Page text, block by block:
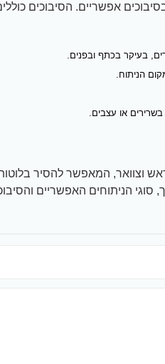
אפשריים. הסיבוכים
בעיקר בכתף ובפנים.
הניתוח.
או עצבים.
וצוואר, המאפשר להסיר
הניתוחים האפשריים